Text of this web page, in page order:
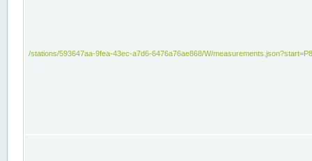
/stations/593647aa-9fea-43ec-a7d6-6476a76ae868/W/